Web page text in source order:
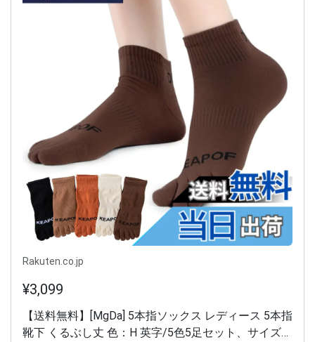
Rakuten.co.jp
¥3,099
【送料無料】[MgDa] 5本指ソックス レディース 5本指
靴下 くるぶし丈 色：H 英字/5色5足セット、サイズ：